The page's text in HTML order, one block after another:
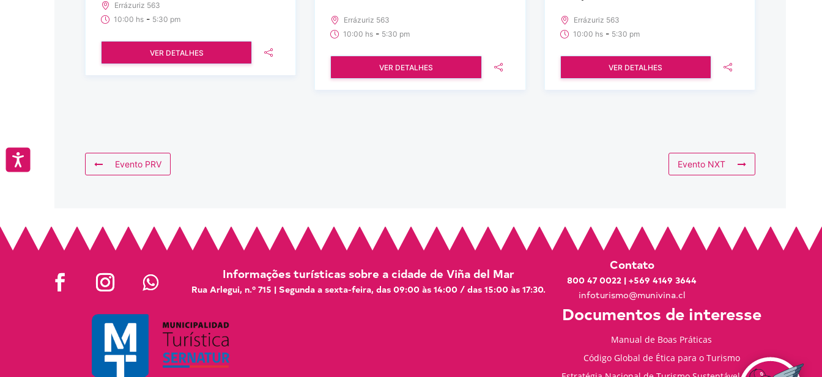
Errázuriz 563
10:00 hs - 5:30 pm
VER DETALHES
Errázuriz 563
10:00 hs - 5:30 pm
VER DETALHES
Errázuriz 563
10:00 hs- 5:30 pm
VER DETALHES
Evento PRV Evento NXT
Informações turísticas sobre a cidade de Viña del Mar
Rua Arlegui, n.º 715 | Segunda a sexta-feira, das 09:00 às 14:00 / das 15:00 às 17:30.
Contato
800 47 0022 |+569 4149 3644
infoturismo@munivina.cl
Documentos de interesse
Manual de Boas Práticas
Código Global de Ética para o Turismo